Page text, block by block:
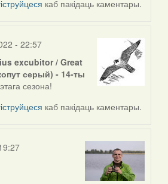
каб пакідаць каментары.
- 22:57
excubitor / Great
серый) - 14-ты
сезона!
каб пакідаць каментары.